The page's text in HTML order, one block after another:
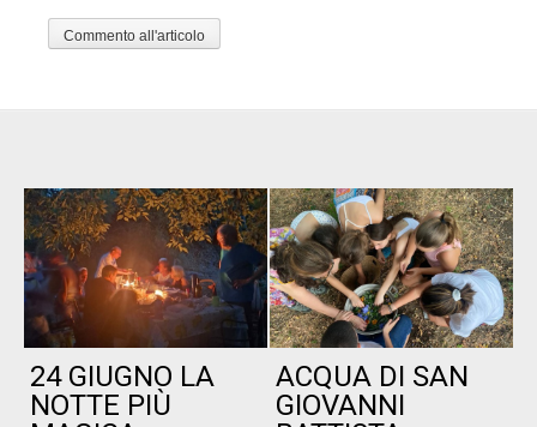
24 GIUGNO LA
NOTTE PIÙ
ACQUA DI SAN
GIOVANNI